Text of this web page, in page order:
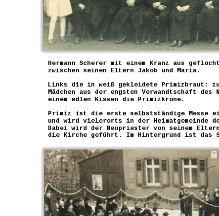
Hermann Scherer mit einem Kranz aus
zwischen seinen Eltern Jakob und Maria.
Links die in weiß gekleidete Primizbraut:
Mädchen aus der engsten Verwandtschaft
einem edlen Kissen die Primizkrone.
Primiz ist die erste selbstständige Messe
und wird vielerorts in der Heimatgemeinde
Dabei wird der Neupriester von seinem
die Kirche geführt. Im Hintergrund ist das